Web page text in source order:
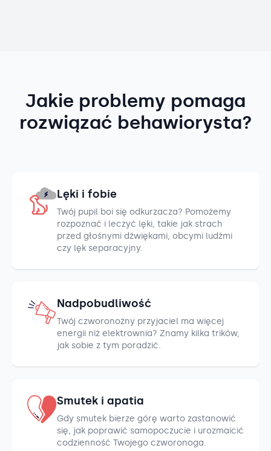
Jakie problemy pomaga
rozwiązać behawiorysta?
Lęki i fobie
Twój pupil boi się odkurzacza? Pomożemy
rozpoznać i leczyć lęki, takie jak strach
przed głośnymi dźwiękami, obcymi ludźmi
czy lęk separacyjny.
Nadpobudliwość
Twój czworonożny przyjaciel ma więcej
energii niż elektrownia? Znamy kilka trików,
jak sobie z tym poradzić.
Smutek i apatia
Gdy smutek bierze górę warto zastanowić
się, jak poprawić samopoczucie i urozmaicić
codzienność Twojego czworonoga.